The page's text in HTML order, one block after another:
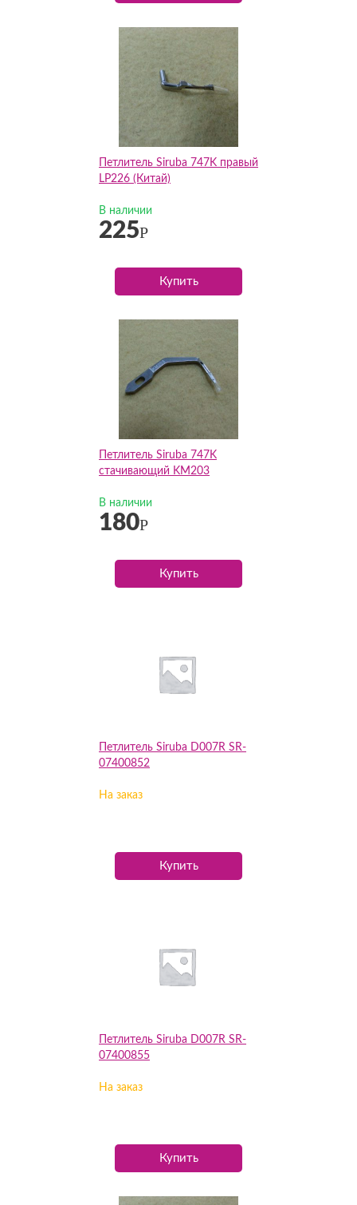
Петлитель Siruba 747K правый
LP226 (Китай)
В наличии
225Р
Купить
Петлитель Siruba 747K
стачивающий KM203
В наличии
180Р
Купить
Петлитель Siruba D007R SR-
07400852
На заказ
Купить
Петлитель Siruba D007R SR-
07400855
На заказ
Купить